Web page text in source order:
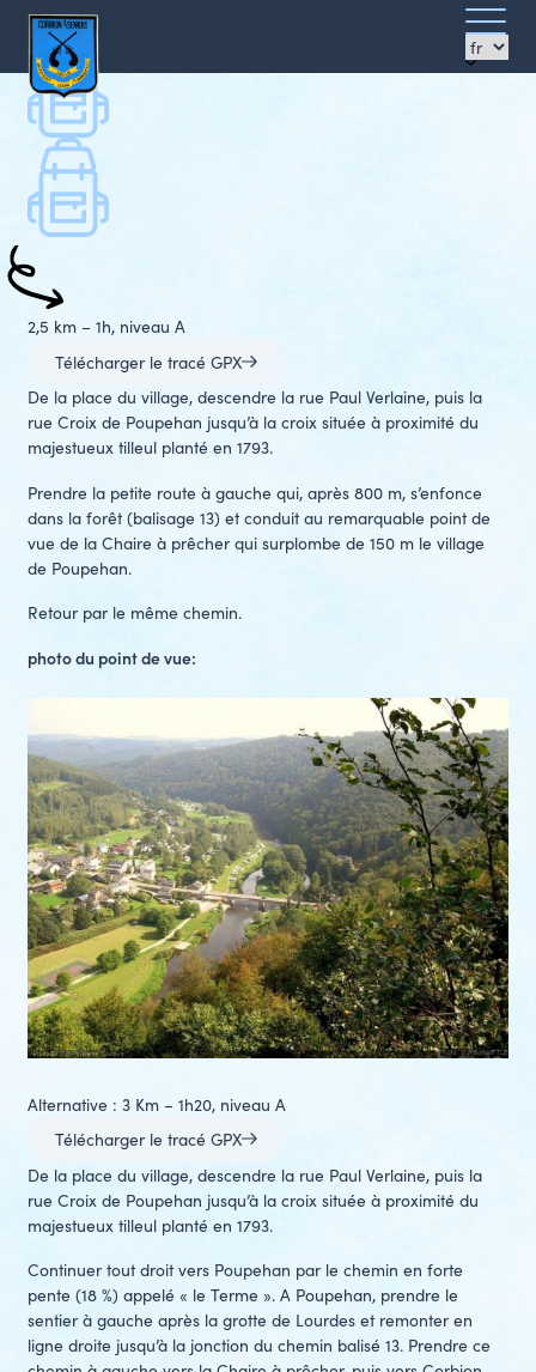
Azimut
Ouvrir/
le
menu
Promenades
La Chaire à prêcher
2,5 km – 1h, niveau A
Télécharger le tracé GPX
De la place du village, descendre la rue Paul Verlaine, puis la
rue Croix de Poupehan jusqu’à la croix située à proximité du
majestueux tilleul planté en 1793.
Prendre la petite route à gauche qui, après 800 m, s’enfonce
dans la forêt (balisage 13) et conduit au remarquable point de
vue de la Chaire à prêcher qui surplombe de 150 m le village
de Poupehan.
Retour par le même chemin.
photo du point de vue:
Alternative : 3 Km – 1h20, niveau A
Télécharger le tracé GPX
De la place du village, descendre la rue Paul Verlaine, puis la
rue Croix de Poupehan jusqu’à la croix située à proximité du
majestueux tilleul planté en 1793.
Continuer tout droit vers Poupehan par le chemin en forte
pente (18 %) appelé « le Terme ». A Poupehan, prendre le
sentier à gauche après la grotte de Lourdes et remonter en
ligne droite jusqu’à la jonction du chemin balisé 13. Prendre ce